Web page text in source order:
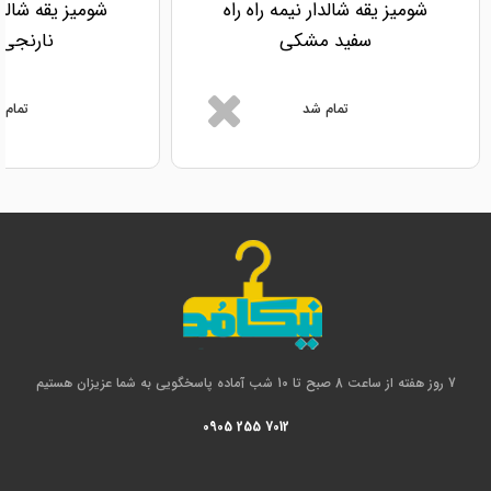
شومیز یقه شالدار نیمه راه راه
سفید مشکی
تمام شد
شومیز یقه
7 روز هفته از ساعت 8 صبح تا 10 شب آماده پاسخگویی به شما عزیزان هستیم
0905 255 7012